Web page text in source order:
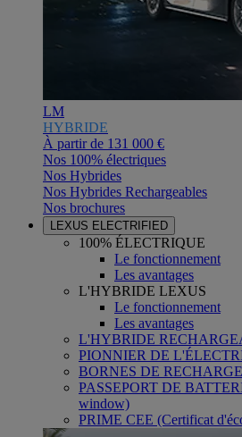
LM
HYBRIDE
À partir de 131 000 €
Nos 100% électriques
Nos Hybrides
Nos Hybrides Rechargeables
Nos brochures
LEXUS ELECTRIFIED
100% ÉLECTRIQUE
Le fonctionnement
Les avantages
L'HYBRIDE LEXUS
Le fonctionnement
Les avantages
L'HYBRIDE
PIONNIER DE
BORNES DE RECHARGE
PASSEPORT DE
window)
PRIME CEE (Certificat